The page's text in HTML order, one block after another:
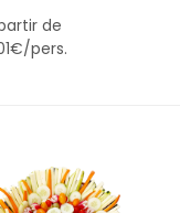
de
pers.